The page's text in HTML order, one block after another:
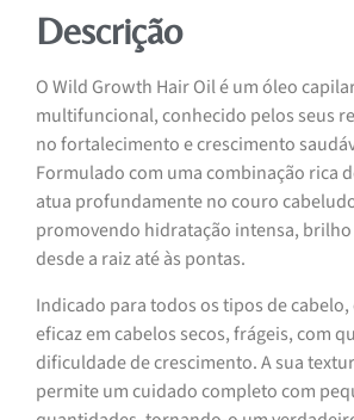
Descrição
O Wild Growth Hair Oil é um óleo
multifuncional, conhecido pelos seus
no fortalecimento e crescimento
Formulado com uma combinação rica
atua profundamente no couro
promovendo hidratação intensa, brilho
desde a raiz até às pontas.
Indicado para todos os tipos de
eficaz em cabelos secos, frágeis, com
dificuldade de crescimento. A sua
permite um cuidado completo com